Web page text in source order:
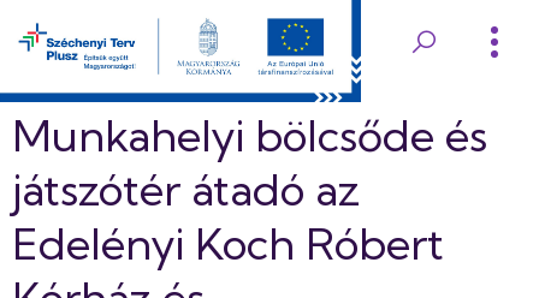
tartalomraEdelényi
Koch
Róbert
Kórház
és
Munkahelyi bölcsőde és
játszótér átadó az
Edelényi Koch Róbert